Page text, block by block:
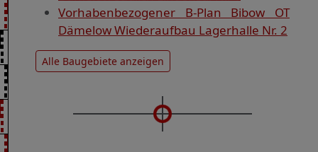
Vorhabenbezogener B-Plan Bibow OT
Dämelow Wiederaufbau Lagerhalle Nr. 2
Alle Baugebiete anzeigen